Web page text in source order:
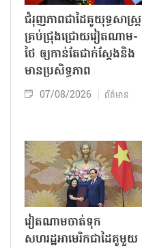
ជំរុញភាពជាដៃគូយុទ្ធសាស្ត្រ
គ្រប់ជ្រុងជ្រោយវៀតណាម-
ថៃ ឲ្យកាន់តែជាក់ស្ដែងនិង
មានប្រសិទ្ធភាព
07/08/2026 ព័ត៌មាន
វៀតណាមចាត់ទុក
សហរដ្ឋអាមេរិកជាដៃគូមួយ